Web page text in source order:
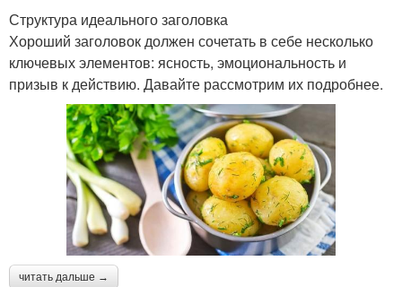
Структура идеального заголовка
Хороший заголовок должен сочетать в себе несколько
ключевых элементов: ясность, эмоциональность и
призыв к действию. Давайте рассмотрим их подробнее.
читать дальше →